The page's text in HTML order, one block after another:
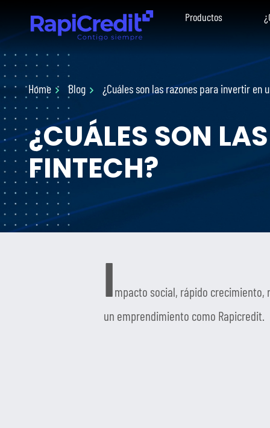
Productos
¿CUÁLES SON
FINTECH?
Home Blog ¿Cuáles son las razones para invertir en
Impacto social, rápido
un emprendimiento como Rapicredit.